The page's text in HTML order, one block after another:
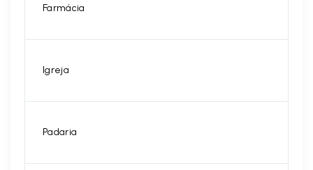
Farmácia
Igreja
Padaria